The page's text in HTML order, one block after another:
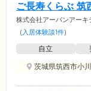
ご長寿くらぶ 筑
株式会社アーバンアーキ
(入居体験談1件)
自立
茨城県筑西市小